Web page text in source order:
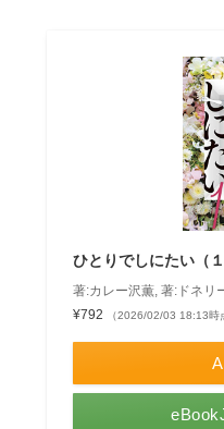
ひとりでしにたい（
著:カレー沢薫, 著:ドネリ
¥792
（2026/02/03 18:13時